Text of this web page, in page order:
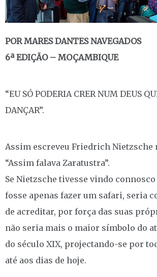
POR MARES DANTES NAVEGADOS
6ª EDIÇÃO – MOÇAMBIQUE
“EU SÓ PODERIA CRER NUM DEUS
DANÇAR”.
Assim escreveu Friedrich Nietzsche
“Assim falava Zaratustra”.
Se Nietzsche tivesse vindo connosco
fosse apenas fazer um safari, seria
de acreditar, por força das suas
não seria mais o maior símbolo do
do século XIX, projectando-se por
até aos dias de hoje.